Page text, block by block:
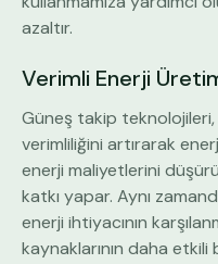
azaltır.
Verimli Enerji
Güneş takip
verimliliğini artırarak
enerji maliyetlerini
katkı yapar. Aynı
enerji ihtiyacının
kaynaklarının daha etkili